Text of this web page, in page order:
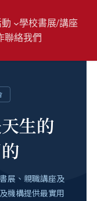
學校書展/講座
聯絡我們
生的
展、親職講座及
機構提供最實用